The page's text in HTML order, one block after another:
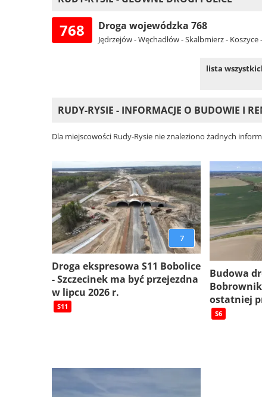
768 Droga wojewódzka 768
Jędrzejów - Węchadłów - Skalbmierz - Koszyce
lista
RUDY-RYSIE - INFORMACJE O BUDOWIE I
Dla miejscowości Rudy-Rysie nie znaleziono żadnych
7
Droga ekspresowa S11 Bobolice
- Szczecinek ma być przejezdna
w lipcu 2026 r.
S11
Budowa
ostatniej
S6